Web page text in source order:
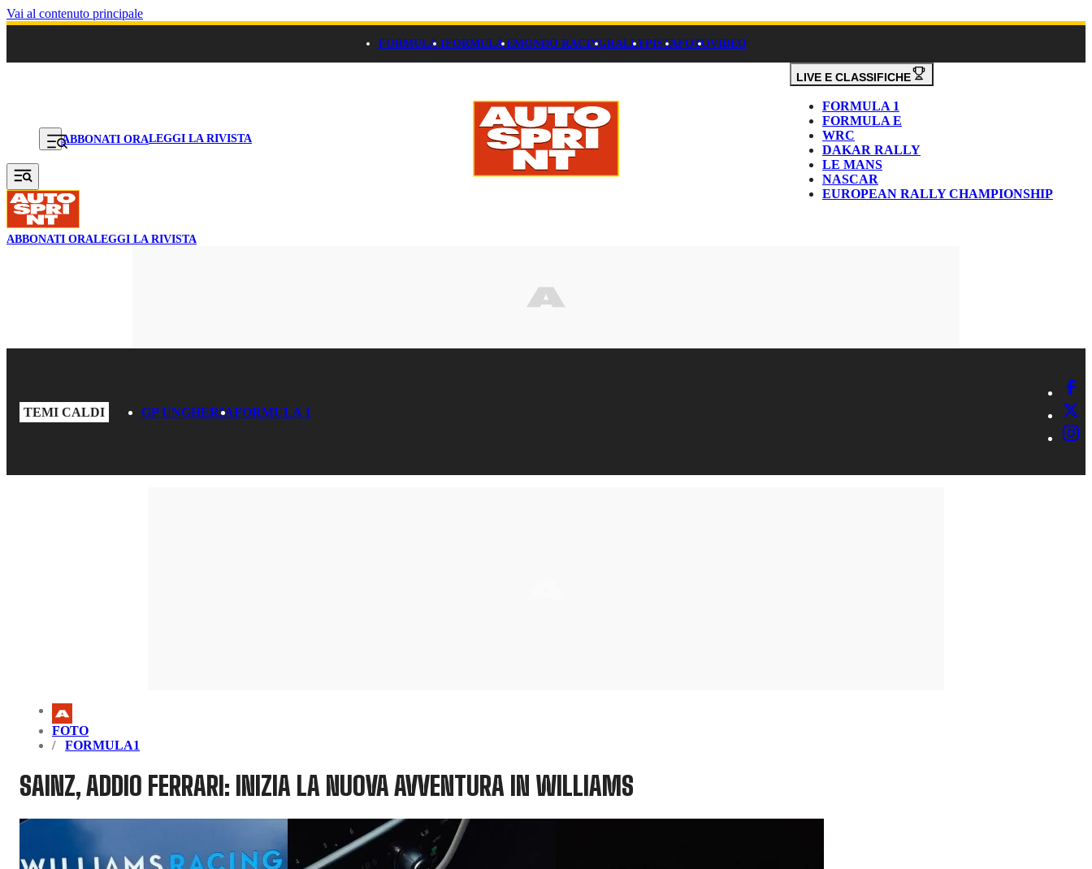
Vai al contenuto principale
FORMULA 1FORMULA EMONDO RACINGRALLYPISTAFOTOVIDEO
ABBONATI ORALEGGI LA RIVISTA
LIVE E CLASSIFICHE
FORMULA 1
FORMULA E
WRC
DAKAR RALLY
LE MANS
NASCAR
EUROPEAN RALLY CHAMPIONSHIP
ABBONATI ORALEGGI LA RIVISTA
TEMI CALDI GP UNGHERIAFORMULA 1
FOTO
FORMULA1
SAINZ, ADDIO FERRARI: INIZIA LA NUOVA AVVENTURA IN WILLIAMS